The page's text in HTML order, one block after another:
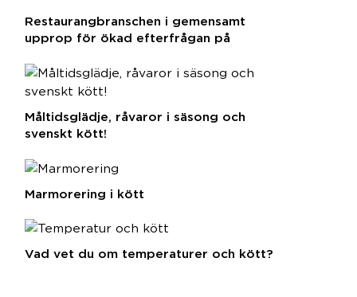
Restaurangbranschen i gemensamt
upprop för ökad efterfrågan på
Måltidsglädje, råvaror i säsong och
svenskt kött!
Marmorering i kött
Vad vet du om temperaturer och kött?